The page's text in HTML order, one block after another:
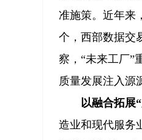
准施策。近年来
个，西部数据交
察，“未来工厂”
质量发展注入源
以融合拓展
造业和现代服务